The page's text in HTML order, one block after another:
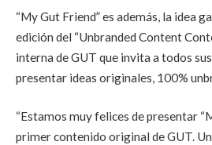
“My Gut Friend” es además, la idea
edición del “Unbranded Content
interna de GUT que invita a todos
presentar ideas originales, 100%
“Estamos muy felices de presentar
primer contenido original de GUT.